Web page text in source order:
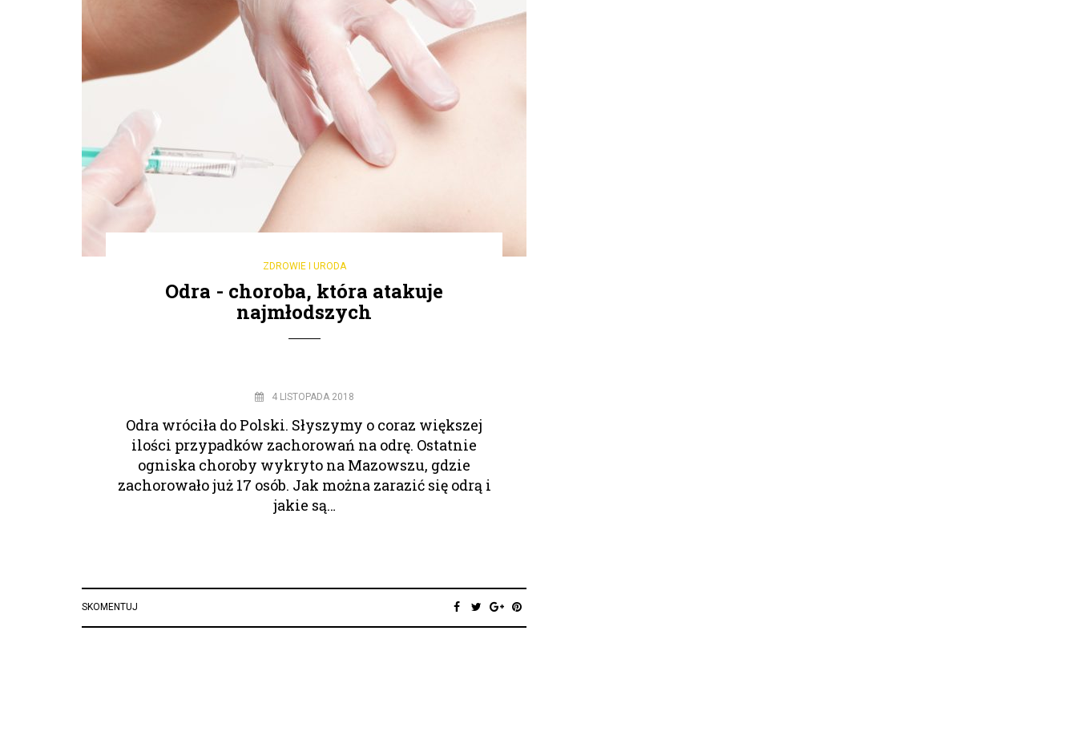
ZDROWIE I URODA
Odra - choroba, która atakuje
najmłodszych
4 LISTOPADA 2018
Odra wróciła do Polski. Słyszymy o coraz większej
ilości przypadków zachorowań na odrę. Ostatnie
ogniska choroby wykryto na Mazowszu, gdzie
zachorowało już 17 osób. Jak można zarazić się odrą i
jakie są…
SKOMENTUJ